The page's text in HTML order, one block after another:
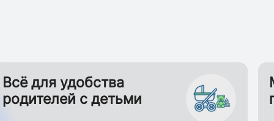
Всё для удобства
родителей с детьми